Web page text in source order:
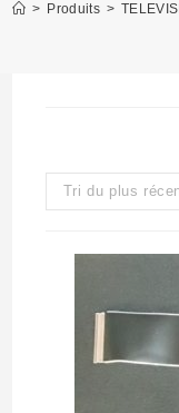
> Produits >
Tri du plus